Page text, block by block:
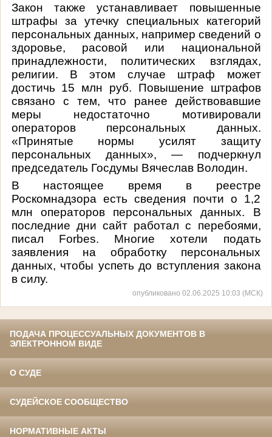
Закон также устанавливает повышенные
штрафы за утечку специальных категорий
персональных данных, например сведений о
здоровье, расовой или национальной
принадлежности, политических взглядах,
религии. В этом случае штраф может
достичь 15 млн руб. Повышение штрафов
связано с тем, что ранее действовавшие
меры недостаточно мотивировали
операторов персональных данных.
«Принятые нормы усилят защиту
персональных данных», — подчеркнул
председатель Госдумы Вячеслав Володин.
В настоящее время в реестре
Роскомнадзора есть сведения почти о 1,2
млн операторов персональных данных. В
последние дни сайт работал с перебоями,
писал Forbes. Многие хотели подать
заявления на обработку персональных
данных, чтобы успеть до вступления закона
в силу.
опубликовано 02.06.2025 10:03 (МСК)
ПОДАЧА ПРОЦЕССУАЛЬНЫХ ДОКУМЕНТОВ В
ЭЛЕКТРОННОМ ВИДЕ
О СУДЕ
СУДЕЙСКОЕ СООБЩЕСТВО
НОРМАТИВНЫЕ АКТЫ